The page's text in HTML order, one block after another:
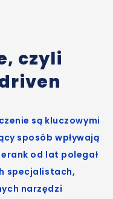
czyli
są kluczowymi
sposób wpływają
od lat polegał
specjalistach,
narzędzi